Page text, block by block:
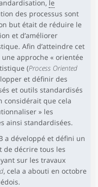
le
des processus sont
but était de réduire le
et d’améliorer
Afin d’atteindre cet
approche « orientée
(Process Oriented
et définir des
et outils standardisés
considérait que cela
» les
ainsi standardisées.
a développé et défini un
de décrire tous les
sur les travaux
, cela a abouti en octobre